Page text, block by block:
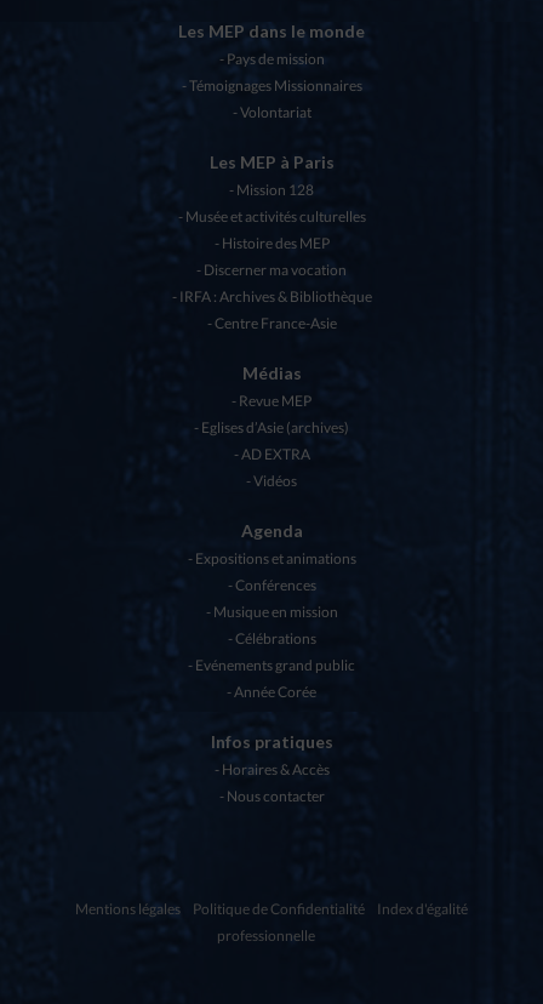
Les MEP dans le monde
Pays de mission
Témoignages Missionnaires
Volontariat
Les MEP à Paris
Mission 128
Musée et activités culturelles
Histoire des MEP
Discerner ma vocation
IRFA : Archives & Bibliothèque
Centre France-Asie
Médias
Revue MEP
Eglises d’Asie (archives)
AD EXTRA
Vidéos
Agenda
Expositions et animations
Conférences
Musique en mission
Célébrations
Evénements grand public
Année Corée
Infos pratiques
Horaires & Accès
Nous contacter
Mentions légales Politique de Confidentialité
Index d'égalité
professionnelle